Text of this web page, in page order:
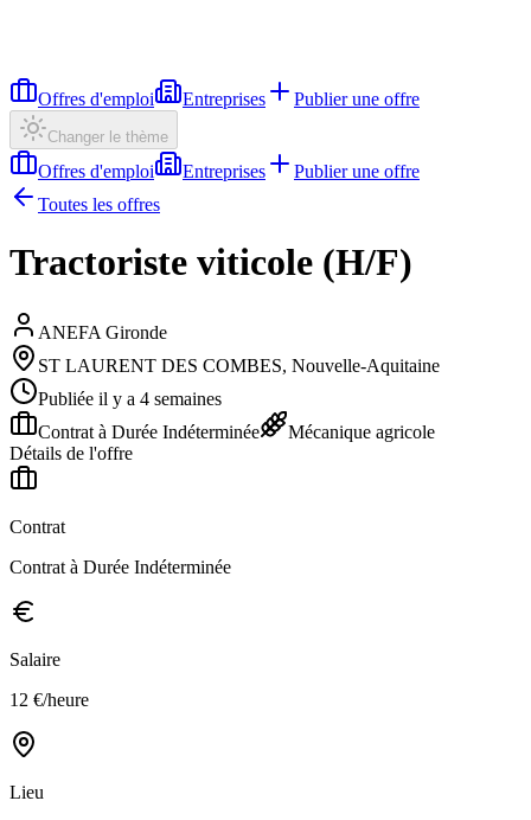
Offres d'emploi Entreprises Publier une offre
Changer le thème
Offres d'emploi Entreprises
Publier une offre
Toutes les offres
Tractoriste viticole (H/F)
ANEFA Gironde
ST LAURENT DES COMBES, Nouvelle-Aquitaine
Publiée il y a 4 semaines
Contrat à Durée Indéterminée
Mécanique agricole
Détails de l'offre
Contrat
Contrat à Durée Indéterminée
Salaire
12 €/heure
Lieu